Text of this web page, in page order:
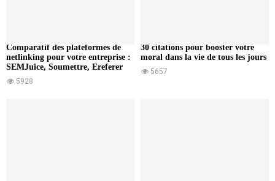
Comparatif des plateformes de
netlinking pour votre entreprise :
SEMJuice, Soumettre, Ereferer
5928
30 citations pour booster votre
moral dans la vie de tous les jours
5657